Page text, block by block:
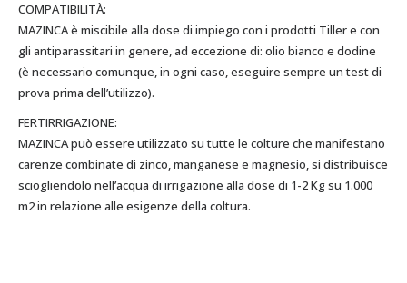
COMPATIBILITÀ:
MAZINCA è miscibile alla dose di impiego con i prodotti Tiller e con
gli antiparassitari in genere, ad eccezione di: olio bianco e dodine
(è necessario comunque, in ogni caso, eseguire sempre un test di
prova prima dell’utilizzo).
FERTIRRIGAZIONE:
MAZINCA può essere utilizzato su tutte le colture che manifestano
carenze combinate di zinco, manganese e magnesio, si distribuisce
sciogliendolo nell’acqua di irrigazione alla dose di 1-2 Kg su 1.000
m2 in relazione alle esigenze della coltura.